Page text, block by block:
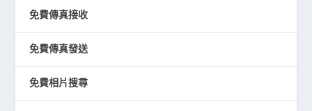
免費傳真接收
免費傳真發送
免費相片搜尋